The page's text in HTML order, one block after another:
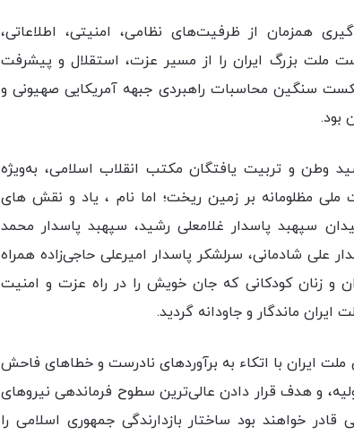
همزمان از ظرفیت‌های نظامی، امنیتی، اطلاعاتی،
ملت بزرگ ایران را از مسیر عزت، استقلال و پیشرفت
سنگین محاسبات راهبردی جبهه آمریکایی صهیونی و
بود.
وطن و تربیت یافتگان مکتب انقلاب اسلامی، به‌ویژه
ملی مظلومانه بر زمین ریخت؛ اما نام ، یاد و نقش های
سپهبد پاسدار غلامعلی رشید، سپهبد پاسدار محمد
علی شادمانی، سرلشکر پاسدار امیرعلی حاجی‌زاده همراه
و زنان کودکانی که جان خویش را در راه عزت و امنیت
ماندگار و جاودانه گردید.
دشمنان ملت ایران با اتکاء به برآوردهای نادرست و خطاهای فاحش
و هدف قرار دادن عالی‌ترین سطوح فرماندهی نیروهای
خواهند بود ساختار بازدارندگی جمهوری اسلامی را